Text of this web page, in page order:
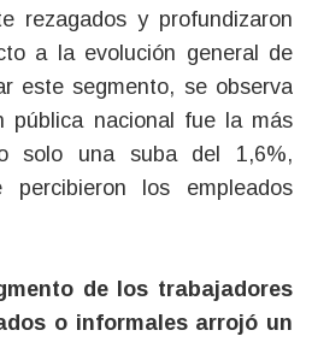
rezagados y profundizaron
a la evolución general de
este segmento, se observa
pública nacional fue la más
solo una suba del 1,6%,
los empleados
de los trabajadores
o informales arrojó un